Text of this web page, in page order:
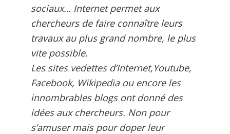
sociaux… Internet permet aux
chercheurs de faire connaître leurs
travaux au plus grand nombre, le plus
vite possible.
Les sites vedettes d’Internet,Youtube,
Facebook, Wikipedia ou encore les
innombrables blogs ont donné des
idées aux chercheurs. Non pour
s’amuser mais pour doper leur